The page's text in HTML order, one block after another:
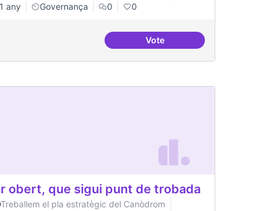
1 any
Governança 0 0
VoteAsamblea definida
obert, que sigui punt de trobada
Treballem el pla estratègic del Canòdrom